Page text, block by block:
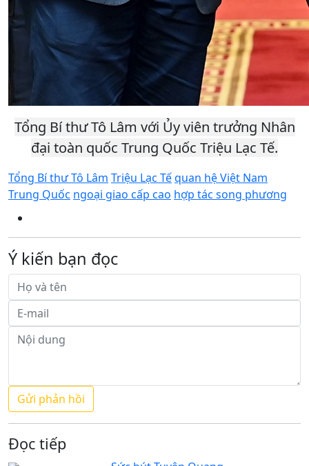
Tổng Bí thư Tô Lâm với Ủy viên trưởng Nhân
đại toàn quốc Trung Quốc Triệu Lạc Tế.
Tổng Bí thư Tô Lâm Triệu Lạc Tếquan hệ Việt Nam
Trung Quốc ngoại giao cấp cao hợp tác song phương
Ý kiến bạn đọc
Đọc tiếp